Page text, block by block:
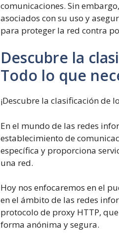
comunicaciones. Sin
asociados con su uso y
para proteger la red contra
Descubre la
Todo lo que
¡Descubre la clasificación de
En el mundo de las redes
establecimiento de
específica y proporciona
una red.
Hoy nos enfocaremos en el
en el ámbito de las redes
protocolo de proxy HTTP,
forma anónima y segura.